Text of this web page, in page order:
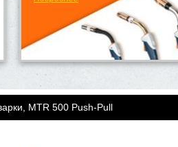
MTR 500 Push-Pull